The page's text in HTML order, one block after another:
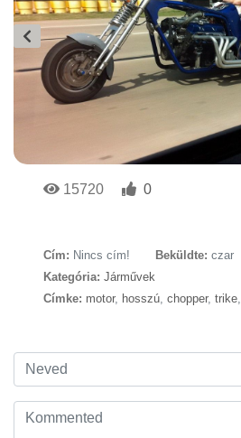
15720
0
Cím: Nincs cím! Beküldte: czar
Kategória: Járművek
Címke: motor, hosszú, chopper, trike,